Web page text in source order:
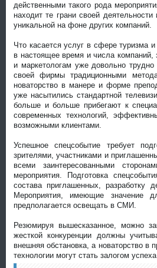
действенными такого рода
находит те грани своей
уникальной на фоне других компаний.
Что касается услуг в сфере туризма
в настоящее время и числа
и маркетологам уже довольно
своей фирмы традиционными
новаторство в манере и форме
уже насытились стандартной
больше и больше прибегают к
современных технологий,
возможными клиентами.
Успешное спецсобытие требует
зрителями, участниками и
всеми заинтересованными
мероприятия. Подготовка
состава приглашенных, разработку
Мероприятия, имеющие значение
предполагается освещать в СМИ.
Резюмируя вышесказанное, можно
жесткой конкуренции должны
внешняя обстановка, а новаторство в
технологии могут стать залогом